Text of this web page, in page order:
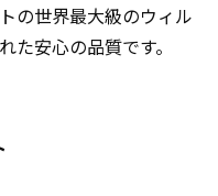
の世界最大級のウィル
た安心の品質です。